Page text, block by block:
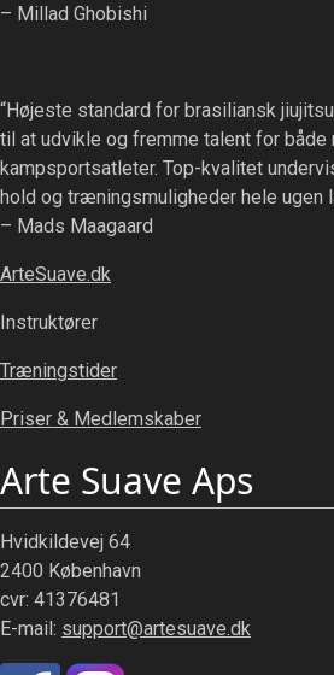
– Millad Ghobishi
“Højeste standard for brasiliansk
til at udvikle og fremme talent for både
kampsportsatleter. Top-kvalitet
hold og træningsmuligheder hele ugen
– Mads Maagaard
ArteSuave.dk
Instruktører
Træningstider
Priser & Medlemskaber
Arte Suave Aps
Hvidkildevej 64
2400 København
cvr: 41376481
E-mail: support@artesuave.dk